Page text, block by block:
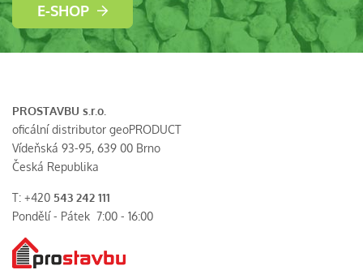
E-SHOP
PROSTAVBU s.r.o.
oficální distributor geoPRODUCT
Vídeňská 93-95, 639 00 Brno
Česká Republika
T: +420 543 242 111
Pondělí - Pátek 7:00 - 16:00